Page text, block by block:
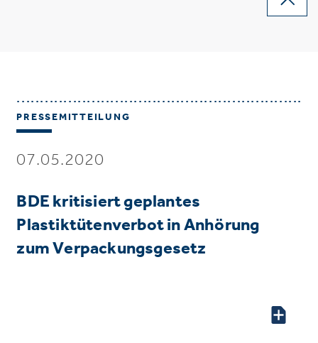
PRESSEMITTEILUNG
07.05.2020
BDE kritisiert geplantes
Plastiktütenverbot in Anhörung
zum Verpackungsgesetz